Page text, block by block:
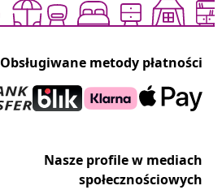
Obsługiwane metody płatności
Nasze profile w mediach
społecznościowych